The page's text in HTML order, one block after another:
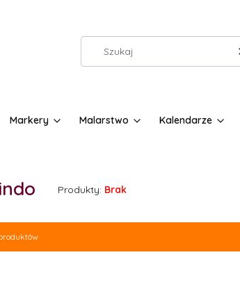
Markery Malarstwo Kalendarze
Produkty: Brak